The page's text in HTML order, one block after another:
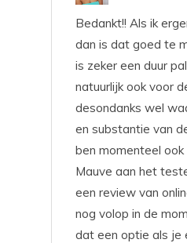
Bedankt!! Als ik
dan is dat goed te
is zeker een duur
natuurlijk ook voor
desondanks wel
en substantie van
ben momenteel
Mauve aan het
een review van
nog volop in de
dat een optie als je